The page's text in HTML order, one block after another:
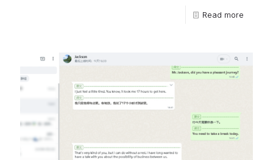
Read more